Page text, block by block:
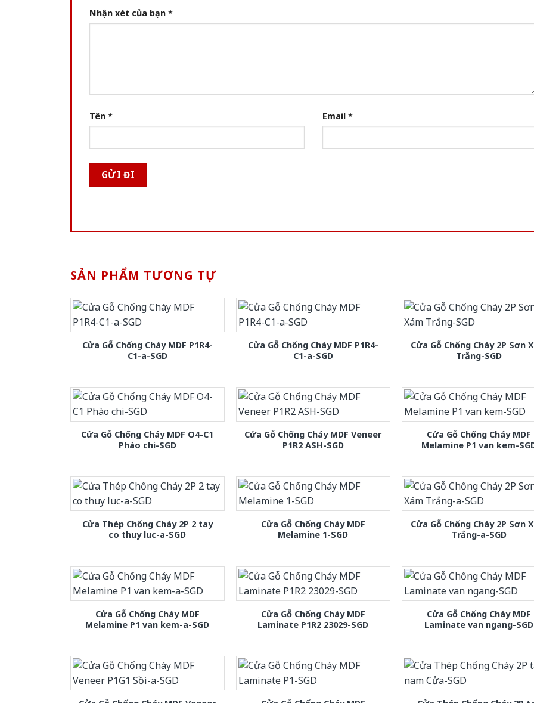
Nhận xét của bạn *
Tên * Email *
SẢN PHẨM TƯƠNG TỰ
Cửa Gỗ Chống Cháy MDF P1R4-
C1-a-SGD
Cửa Gỗ Chống Cháy MDF P1R4-
C1-a-SGD
Cửa Gỗ Chống Cháy 2P Sơn
Trắng-SGD
Cửa Gỗ Chống Cháy MDF O4-C1
Phào chi-SGD
Cửa Gỗ Chống Cháy MDF Veneer
P1R2 ASH-SGD
Cửa Gỗ Chống Cháy MDF
Melamine P1 van kem-
Cửa Thép Chống Cháy 2P 2 tay
co thuy luc-a-SGD
Cửa Gỗ Chống Cháy MDF
Melamine 1-SGD
Cửa Gỗ Chống Cháy 2P Sơn
Trắng-a-SGD
Cửa Gỗ Chống Cháy MDF
Melamine P1 van kem-a-SGD
Cửa Gỗ Chống Cháy MDF
Laminate P1R2 23029-SGD
Cửa Gỗ Chống Cháy MDF
Laminate van ngang-SGD